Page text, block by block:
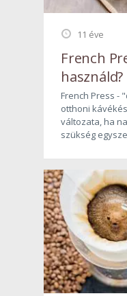
11 éve
French
használd?
French Press -
otthoni
változata, ha
szükség